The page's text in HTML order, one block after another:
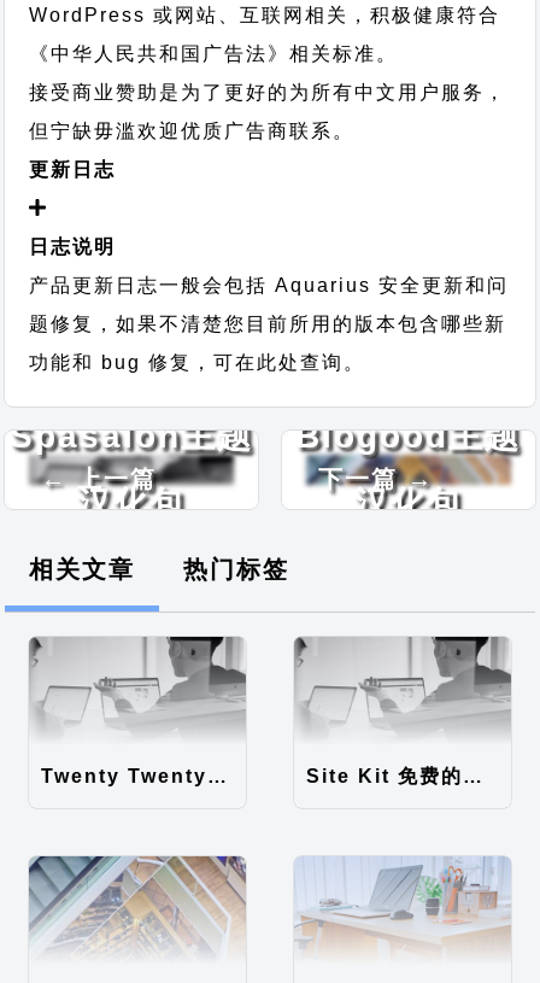
WordPress 或网站、互联网相关，积极健康符合
《中华人民共和国广告法》相关标准。
接受商业赞助是为了更好的为所有中文用户服务，
但宁缺毋滥欢迎优质广告商联系。
更新日志
日志说明
产品更新日志一般会包括 Aquarius 安全更新和问
题修复，如果不清楚您目前所用的版本包含哪些新
功能和 bug 修复，可在此处查询。
← 上一篇
Spasalon主题
汉化包
下一篇 →
Blogood主题
汉化包
相关文章 热门标签
Twenty Twenty-Five 免费的WordPress内容主题 Site Kit 免费的WordPress数据统计插件